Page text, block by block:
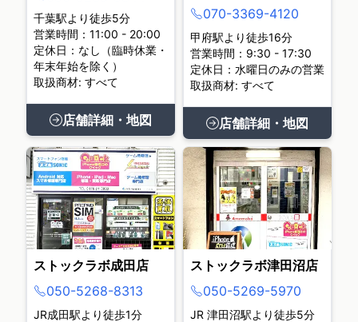
千葉駅より徒歩5分
営業時間：11:00 - 20:00
定休日：なし（臨時休業・
年末年始を除く）
取扱商材: すべて
店舗詳細・地図
070-3369-4120
甲府駅より徒歩16分
営業時間：9:30 - 17:30
定休日：水曜日のみの営業
取扱商材: すべて
店舗詳細・地図
ストックラボ成田店
050-5268-8313
JR成田駅より徒歩1分
ストックラボ津田沼店
050-5269-5970
JR 津田沼駅より徒歩5分